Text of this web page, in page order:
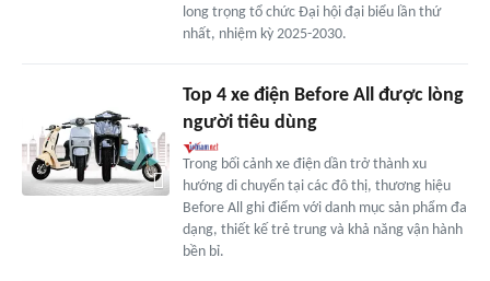
long trọng tổ chức Đại hội đại biểu lần thứ
nhất, nhiệm kỳ 2025-2030.
Top 4 xe điện Before All được lòng
người tiêu dùng
Trong bối cảnh xe điện dần trở thành xu
hướng di chuyển tại các đô thị, thương hiệu
Before All ghi điểm với danh mục sản phẩm đa
dạng, thiết kế trẻ trung và khả năng vận hành
bền bỉ.